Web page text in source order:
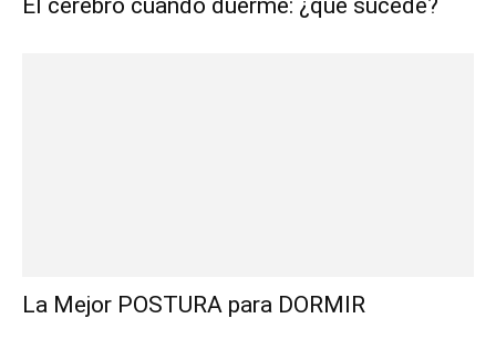
El cerebro cuando duerme: ¿qué sucede?
La Mejor POSTURA para DORMIR